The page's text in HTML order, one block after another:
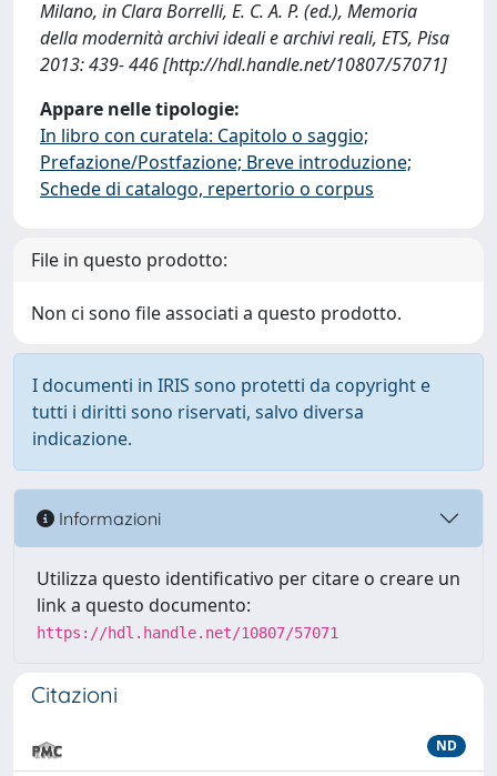
Milano, in Clara Borrelli, E. C. A. P. (ed.), Memoria
della modernità archivi ideali e archivi reali, ETS, Pisa
2013: 439- 446 [http://hdl.handle.net/10807/57071]
Appare nelle tipologie:
In libro con curatela: Capitolo o saggio;
Prefazione/Postfazione; Breve introduzione;
Schede di catalogo, repertorio o corpus
File in questo prodotto:
Non ci sono file associati a questo prodotto.
I documenti in IRIS sono protetti da copyright e
tutti i diritti sono riservati, salvo diversa
indicazione.
Informazioni
Utilizza questo identificativo per citare o creare un
link a questo documento:
https://hdl.handle.net/10807/57071
Citazioni
ND